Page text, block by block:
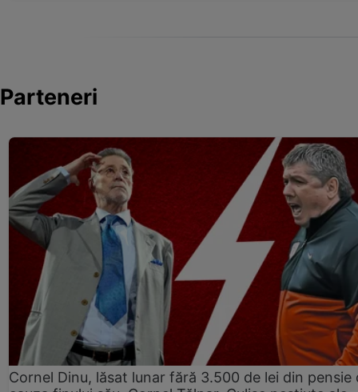
Parteneri
Cornel Dinu, lăsat lunar fără 3.500 de lei din pensie